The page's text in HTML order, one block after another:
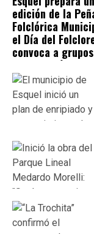
edición de la
Folclórica
el Día del
convoca a
danza y músicos